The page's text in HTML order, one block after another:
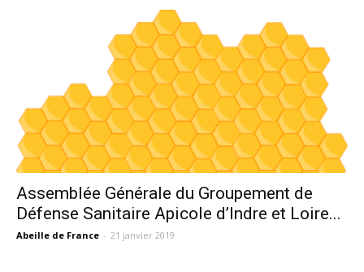
Assemblée Générale du Groupement de
Défense Sanitaire Apicole d’Indre et Loire...
Abeille de France - 21 janvier 2019